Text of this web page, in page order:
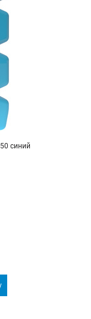
синий